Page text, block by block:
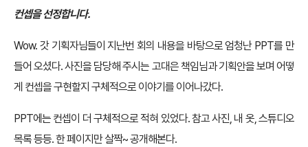
컨셉을 선정합니다.
Wow. 갓 기획자님들이 지난번 회의 내용을 바탕으로 엄청난 PPT를 만
들어 오셨다. 사진을 담당해 주시는 고대은 책임님과 기획안을 보며 어떻
게 컨셉을 구현할지 구체적으로 이야기를 이어나갔다.
PPT에는 컨셉이 더 구체적으로 적혀 있었다. 참고 사진, 내 옷, 스튜디오
목록 등등. 한 페이지만 살짝~ 공개해본다.